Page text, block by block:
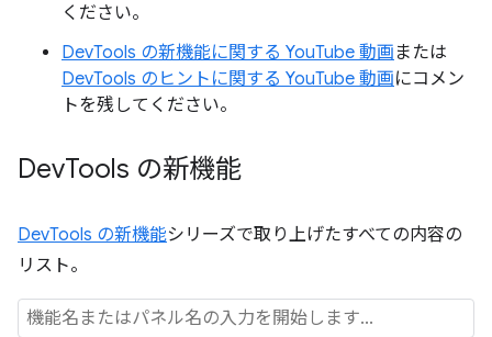
ください。
DevTools の新機能に関する YouTube 動画 または
DevTools のヒントに関する YouTube 動画にコメン
トを残してください。
DevTools の新機能
DevTools の新機能シリーズで取り上げたすべての内容の
リスト。